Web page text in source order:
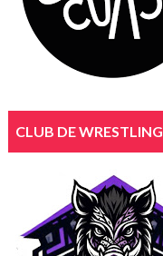
CLUB DE WRESTLING